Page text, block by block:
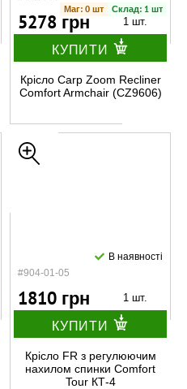
Маг: 0 шт Склад: 1 шт
5278 грн 1 шт.
КУПИТИ
Крісло Carp Zoom Recliner
Comfort Armchair (CZ9606)
#904-01-05
В наявності
1810 грн 1 шт.
КУПИТИ
Крісло FR з регулюючим
нахилом спинки Comfort
Tour КТ-4